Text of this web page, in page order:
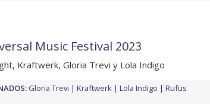
Music Festival 2023
Kraftwerk, Gloria Trevi y Lola Indigo
Gloria Trevi Kraftwerk Lola Indigo
Rufus